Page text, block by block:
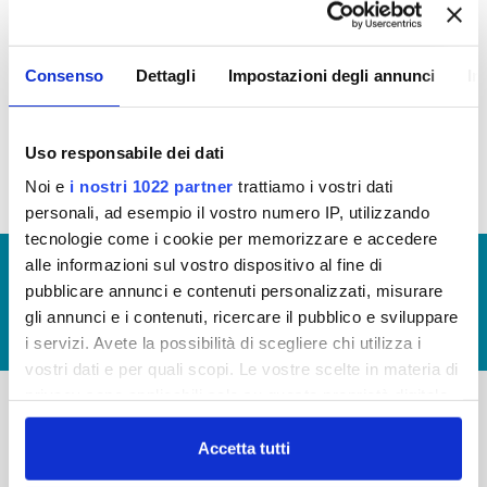
Consenso Dettagli Impostazioni degli annunci
Uso responsabile dei dati
Noi e i nostri 1022 partner trattiamo i vostri dati
personali, ad esempio il vostro numero IP, utilizzando
tecnologie come i cookie per memorizzare e accedere
alle informazioni sul vostro dispositivo al fine di
pubblicare annunci e contenuti personalizzati, misurare
gli annunci e i contenuti, ricercare il pubblico e sviluppare
i servizi. Avete la possibilità di scegliere chi utilizza i
vostri dati e per quali scopi. Le vostre scelte in materia di
in cui avete effettuato le vostre scelte. È possibile
modificare o revocare il proprio consenso in qualsiasi
momento dalla Dichiarazione sui cookie o facendo clic
Accetta tutti
In questa sezione puoi trovare il programma degli
interventi di Publiacqua 2016 - 2021 (visualizza
© Copyright 2017 - 2026
GLOSSARIO
GIUDICA IL SERVIZIO
LAVORA CON NOI
Publiacqua S.p.A
-
FAQ